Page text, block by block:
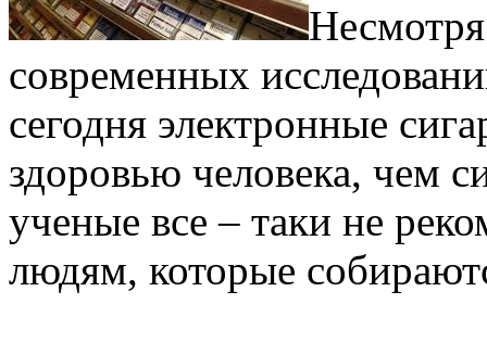
современных
сегодня электронные
здоровью человека, чем
ученые все – таки не
людям, которые